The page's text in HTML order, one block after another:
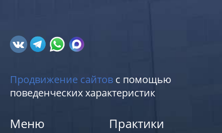
Продвижение сайтов с помощью
поведенческих характеристик
Меню Практики